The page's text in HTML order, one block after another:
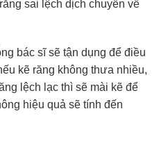
sai lệch dịch chuyển về
bác sĩ sẽ tận dụng để điều
kẽ răng không thưa nhiều,
lệch lạc thì sẽ mài kẽ để
hiệu quả sẽ tính đến